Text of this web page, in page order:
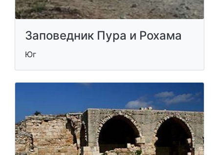
Заповедник Пура и Рохама
Юг